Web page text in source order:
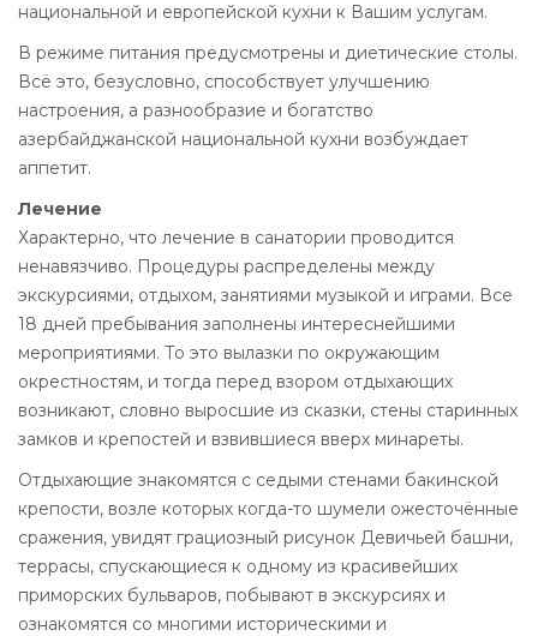
национальной и европейской кухни к Вашим услугам.
В режиме питания предусмотрены и диетические столы.
Всё это, безусловно, способствует улучшению
настроения, а разнообразие и богатство
азербайджанской национальной кухни возбуждает
аппетит.
Лечение
Характерно, что лечение в санатории проводится
ненавязчиво. Процедуры распределены между
экскурсиями, отдыхом, занятиями музыкой и играми. Все
18 дней пребывания заполнены интереснейшими
мероприятиями. То это вылазки по окружающим
окрестностям, и тогда перед взором отдыхающих
возникают, словно выросшие из сказки, стены старинных
замков и крепостей и взвившиеся вверх минареты.
Отдыхающие знакомятся с седыми стенами бакинской
крепости, возле которых когда-то шумели ожесточённые
сражения, увидят грациозный рисунок Девичьей башни,
террасы, спускающиеся к одному из красивейших
приморских бульваров, побывают в экскурсиях и
ознакомятся со многими историческими и